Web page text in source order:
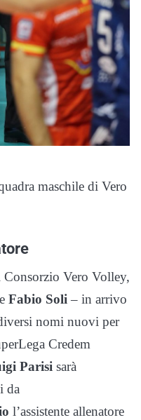
maschile di Vero
Consorzio Vero Volley,
Fabio Soli– in arrivo
nomi nuovi per
Credem
Parisi sarà
da
l’assistente allenatore